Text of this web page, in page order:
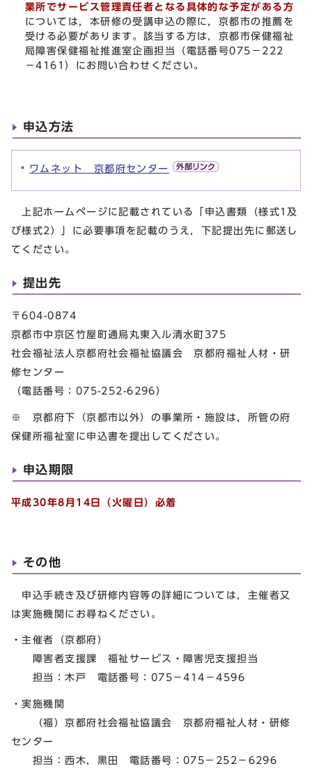
業所でサービス管理責任者となる具体的な予定がある方
については，本研修の受講申込の際に，京都市の推薦を
受ける必要があります。該当する方は，京都市保健福祉
局障害保健福祉推進室企画担当（電話番号075－222
－4161）にお問い合わせください。
申込方法
ワムネット 京都府センター
上記ホームページに記載されている「申込書類（様式1及
び様式2）」に必要事項を記載のうえ，下記提出先に郵送し
てください。
提出先
〒604-0874
京都市中京区竹屋町通烏丸東入ル清水町375
社会福祉法人京都府社会福祉協議会 京都府福祉人材・研
修センター
（電話番号：075-252-6296）
※ 京都府下（京都市以外）の事業所・施設は，所管の府
保健所福祉室に申込書を提出してください。
申込期限
平成30年8月14日（火曜日）必着
その他
申込手続き及び研修内容等の詳細については，主催者又
は実施機関にお尋ねください。
・主催者（京都府）
障害者支援課 福祉サービス・障害児支援担当
担当：木戸 電話番号：075－414－4596
・実施機関
（福）京都府社会福祉協議会 京都府福祉人材・研修
センター
担当：西木，黒田 電話番号：075－252－6296